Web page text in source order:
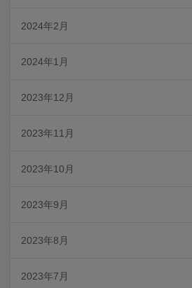
2024年2月
2024年1月
2023年12月
2023年11月
2023年10月
2023年9月
2023年8月
2023年7月